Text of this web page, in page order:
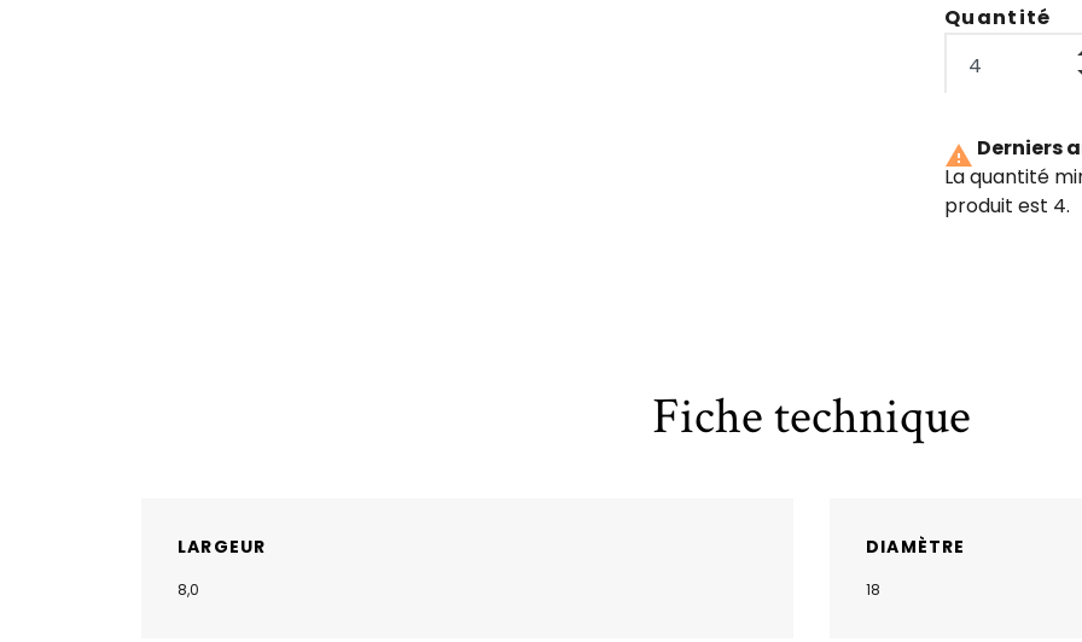
Quantité
 Derniers
La quantité
produit est 4.
Fiche technique
LARGEUR
8,0
DIAMÈTRE
18